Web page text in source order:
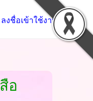
ลงชื่อเข้าใช้งาน
อ